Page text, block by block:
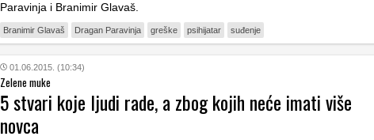
Paravinja i Branimir Glavaš.
Branimir Glavaš Dragan Paravinja greške psihijatar suđenje
01.06.2015. (10:34)
Zelene muke
5 stvari koje ljudi rade, a zbog kojih neće imati više
novca